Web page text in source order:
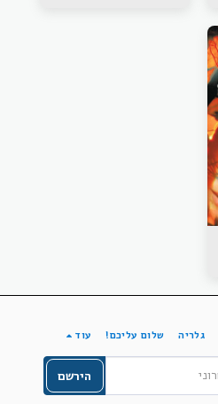
גלריה שלום עליכם! עוד
הירשם